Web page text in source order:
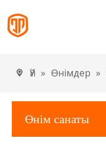
Үй » Өнімдер »
Өнім санаты